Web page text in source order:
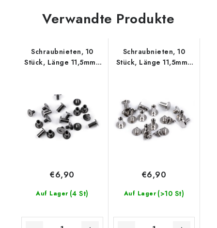
Verwandte Produkte
Schraubnieten, 10
Stück, Länge 11,5mm -
Auf Lager (4 St)
€6,90
Schraubnieten, 10
Stück, Länge 11,5mm -
Auf Lager (>10 St)
€6,90